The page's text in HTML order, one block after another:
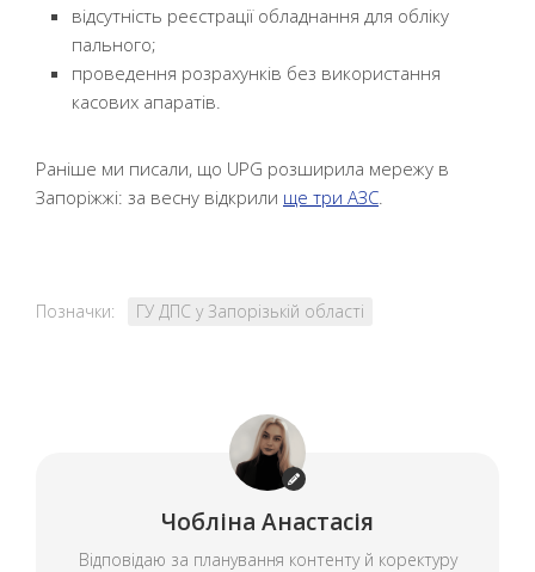
відсутність реєстрації обладнання для обліку
пального;
проведення розрахунків без використання
касових апаратів.
Раніше ми писали, що UPG розширила мережу в
Запоріжжі: за весну відкрили ще три АЗС.
Позначки: ГУ ДПС у Запорізькій області
Чобліна Анастасія
Відповідаю за планування контенту й коректуру